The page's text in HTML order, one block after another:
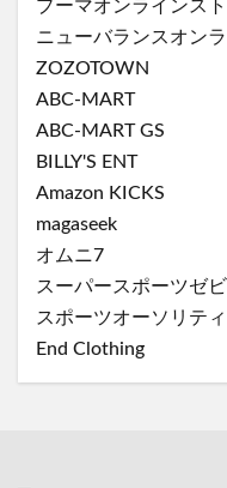
プーマオンラインス
ニューバランスオン
ZOZOTOWN
ABC-MART
ABC-MART GS
BILLY'S ENT
Amazon KICKS
magaseek
オムニ7
スーパースポーツゼ
スポーツオーソリティ
End Clothing